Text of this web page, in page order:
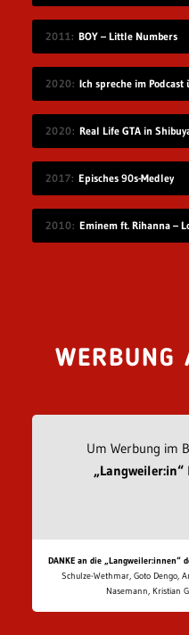
2011 BOY – Little Numbers
2020 Ich spreche im
2020 Real Life GTA in
2017 Episches 90s-Medley
2010 Eminem ft. Rihanna –
WERBUNG
Um Werbung im
„Langweiler:in“
DANKE an die „Langweiler:innen“
Schulze-Wethmar, Goto Dengo,
Nasemann, Kristian